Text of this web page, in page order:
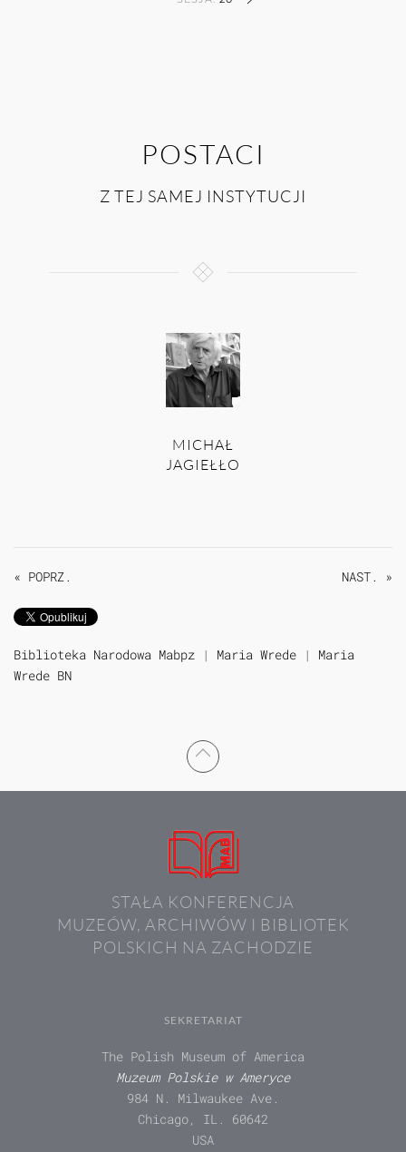
POSTACI
Z TEJ SAMEJ INSTYTUCJI
MICHAŁ
JAGIEŁŁO
« POPRZ. NAST. »
Biblioteka Narodowa Mabpz | Maria Wrede | Maria
Wrede BN
STAŁA KONFERENCJA
MUZEÓW, ARCHIWÓW I BIBLIOTEK
POLSKICH NA ZACHODZIE
SEKRETARIAT
The Polish Museum of America
Muzeum Polskie w Ameryce
984 N. Milwaukee Ave.
Chicago, IL. 60642
USA